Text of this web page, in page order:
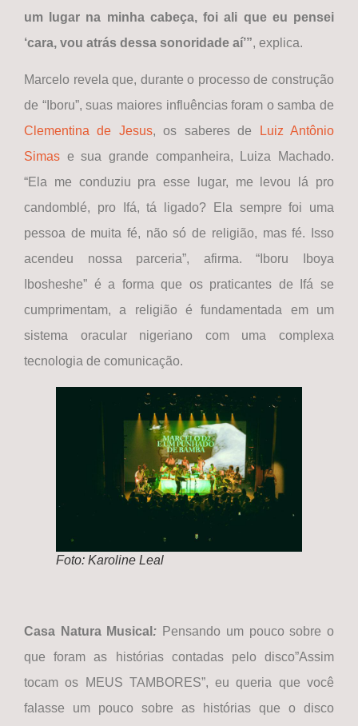
um lugar na minha cabeça, foi ali que eu pensei
‘cara, vou atrás dessa sonoridade aí’”, explica.
Marcelo revela que, durante o processo de construção
de “Iboru”, suas maiores influências foram o samba de
Clementina de Jesus, os saberes de
Luiz Antônio
Simas e sua grande companheira, Luiza Machado.
“Ela me conduziu pra esse lugar, me levou lá pro
candomblé, pro Ifá, tá ligado? Ela sempre foi uma
pessoa de muita fé, não só de religião, mas fé. Isso
acendeu nossa parceria”, afirma. “Iboru Iboya
Ibosheshe” é a forma que os praticantes de Ifá se
cumprimentam, a religião é fundamentada em um
sistema oracular nigeriano com uma complexa
tecnologia de comunicação.
Foto: Karoline Leal
Casa Natura Musical : Pensando um pouco sobre o
que foram as histórias contadas pelo disco”Assim
tocam os MEUS TAMBORES”, eu queria que você
falasse um pouco sobre as histórias que o disco